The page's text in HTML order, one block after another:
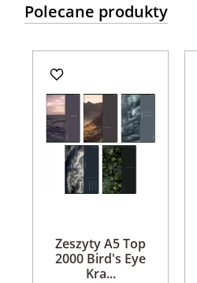
Polecane produkty
Zeszyty A5 Top
2000 Bird's Eye
Kra...